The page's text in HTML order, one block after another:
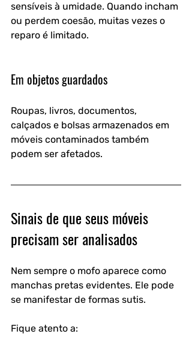
sensíveis à umidade. Quando incham
ou perdem coesão, muitas vezes o
reparo é limitado.
Em objetos guardados
Roupas, livros, documentos,
calçados e bolsas armazenados em
móveis contaminados também
podem ser afetados.
Sinais de que seus móveis
precisam ser analisados
Nem sempre o mofo aparece como
manchas pretas evidentes. Ele pode
se manifestar de formas sutis.
Fique atento a: